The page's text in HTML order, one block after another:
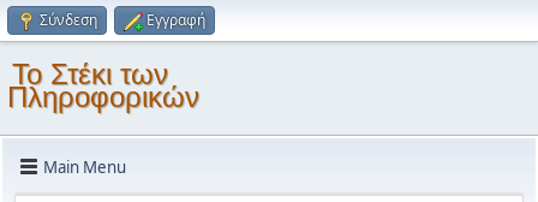
Σύνδεση Εγγραφή
Το Στέκι των
Πληροφορικών
Main Menu